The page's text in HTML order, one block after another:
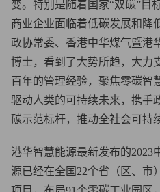
变。特别是随着国家“双碳”目
商业企业面临着低碳发展和降
政协常委、香港中华煤气暨港
博士，看到了大势所趋，大力
百年的管理经验，聚焦零碳智
驱动人类的可持续未来，携手
碳示范标杆，推动全社会可持
港华智慧能源最新发布的2023
源已经在全国22个省（区、市